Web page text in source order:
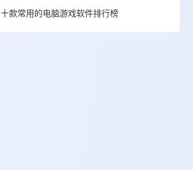
十款常用的电脑游戏软件排行榜